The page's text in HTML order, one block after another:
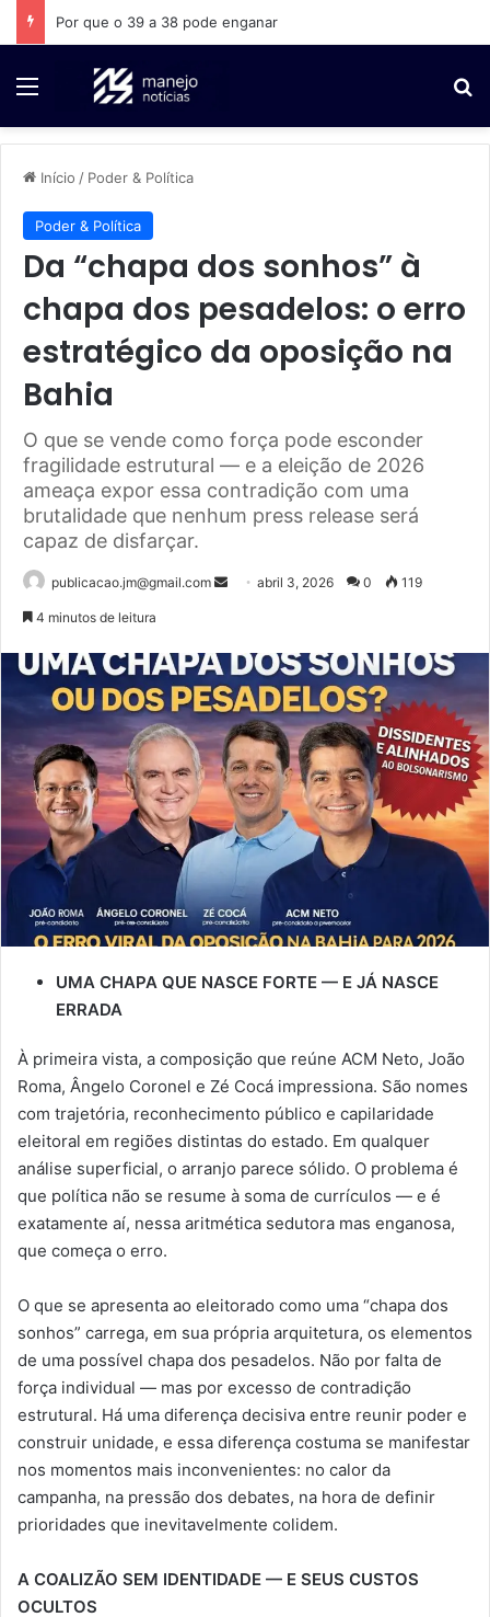
A Bahia não cabe numa fotografia
Início / Poder & Política
Poder & Política
Da “chapa dos sonhos” à
chapa dos pesadelos: o erro
estratégico da oposição na
Bahia
O que se vende como força pode esconder
fragilidade estrutural — e a eleição de 2026
ameaça expor essa contradição com uma
brutalidade que nenhum press release será
capaz de disfarçar.
publicacao.jm@gmail.com
e
u
m
e
-
m
a
l
abril 3, 2026 0 119
4 minutos de leitura
UMA CHAPA QUE NASCE FORTE — E JÁ NASCE
ERRADA
À primeira vista, a composição que reúne ACM Neto, João
Roma, Ângelo Coronel e Zé Cocá impressiona. São nomes
com trajetória, reconhecimento público e capilaridade
eleitoral em regiões distintas do estado. Em qualquer
análise superficial, o arranjo parece sólido. O problema é
que política não se resume à soma de currículos — e é
exatamente aí, nessa aritmética sedutora mas enganosa,
que começa o erro.
O que se apresenta ao eleitorado como uma “chapa dos
sonhos” carrega, em sua própria arquitetura, os elementos
de uma possível chapa dos pesadelos. Não por falta de
força individual — mas por excesso de contradição
estrutural. Há uma diferença decisiva entre reunir poder e
construir unidade, e essa diferença costuma se manifestar
nos momentos mais inconvenientes: no calor da
campanha, na pressão dos debates, na hora de definir
prioridades que inevitavelmente colidem.
A COALIZÃO SEM IDENTIDADE — E SEUS CUSTOS
OCULTOS